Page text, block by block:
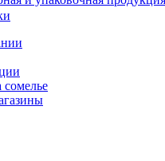
сомелье